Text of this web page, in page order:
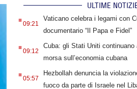
ULTIME
.09:21
Vaticano celebra i legami con
documentario “Il Papa e Fidel”
.09:12
Cuba: gli Stati Uniti continuano
morsa sull’economia cubana
.05:57
Hezbollah denuncia la
fuoco da parte di Israele nel